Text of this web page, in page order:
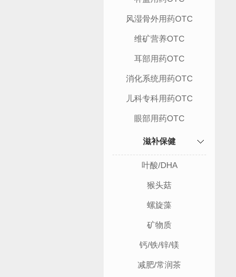
风湿骨外用药OTC
维矿营养OTC
耳部用药OTC
消化系统用药OTC
儿科专科用药OTC
眼部用药OTC
滋补保健
叶酸/DHA
猴头菇
螺旋藻
矿物质
钙/铁/锌/镁
减肥/常润茶